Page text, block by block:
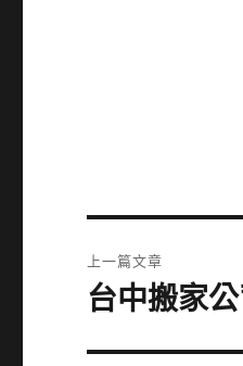
章
上一篇文章
上
篇
台中搬家